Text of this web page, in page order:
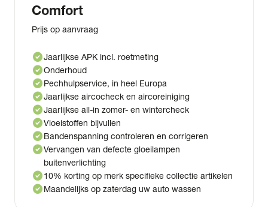
Comfort
Prijs op aanvraag
check_circleJaarlijkse APK incl. roetmeting
check_circleOnderhoud
check_circlePechhulpservice, in heel Europa
check_circleJaarlijkse aircocheck en aircoreiniging
check_circleJaarlijkse all-in zomer- en wintercheck
check_circleVloeistoffen bijvullen
check_circleBandenspanning controleren en corrigeren
check_circleVervangen van defecte gloeilampen
buitenverlichting
check_circle10% korting op merk specifieke collectie artikelen
check_circleMaandelijks op zaterdag uw auto wassen